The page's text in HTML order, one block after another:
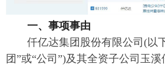
一、事项事由
仟亿达集团股份有限公司(以
团”或“公司”)及其全资子公司玉